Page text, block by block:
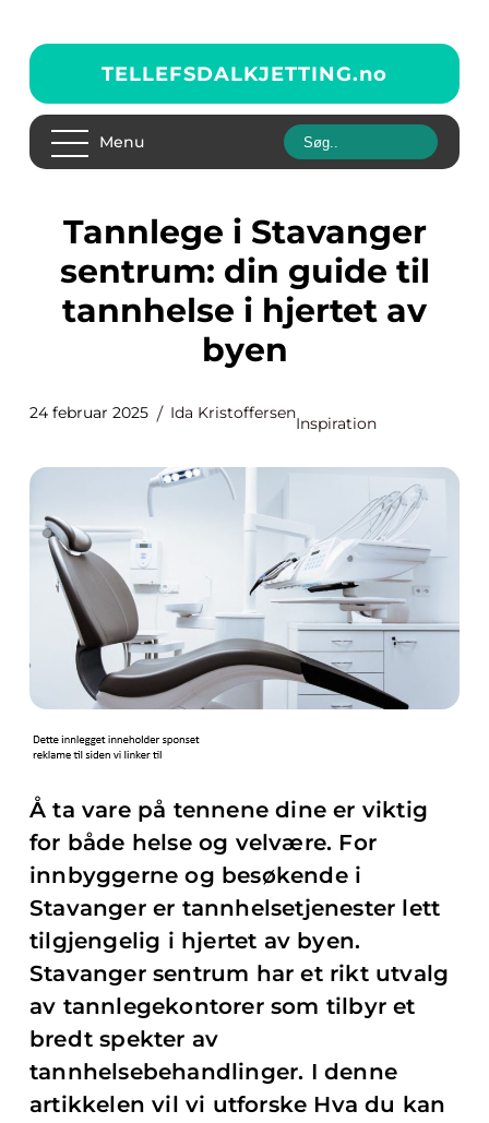
TELLEFSDALKJETTING.no
Menu
Tannlege i Stavanger
sentrum: din guide til
tannhelse i hjertet av
byen
24 februar 2025 Ida Kristoffersen
Inspiration
Å ta vare på tennene dine er viktig
for både helse og velvære. For
innbyggerne og besøkende i
Stavanger er tannhelsetjenester lett
tilgjengelig i hjertet av byen.
Stavanger sentrum har et rikt utvalg
av tannlegekontorer som tilbyr et
bredt spekter av
tannhelsebehandlinger. I denne
artikkelen vil vi utforske Hva du kan